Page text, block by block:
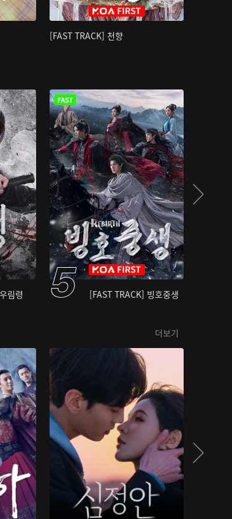
[FAST TRACK] 천향
림령 [FAST TRACK] 빙호중생
더보기